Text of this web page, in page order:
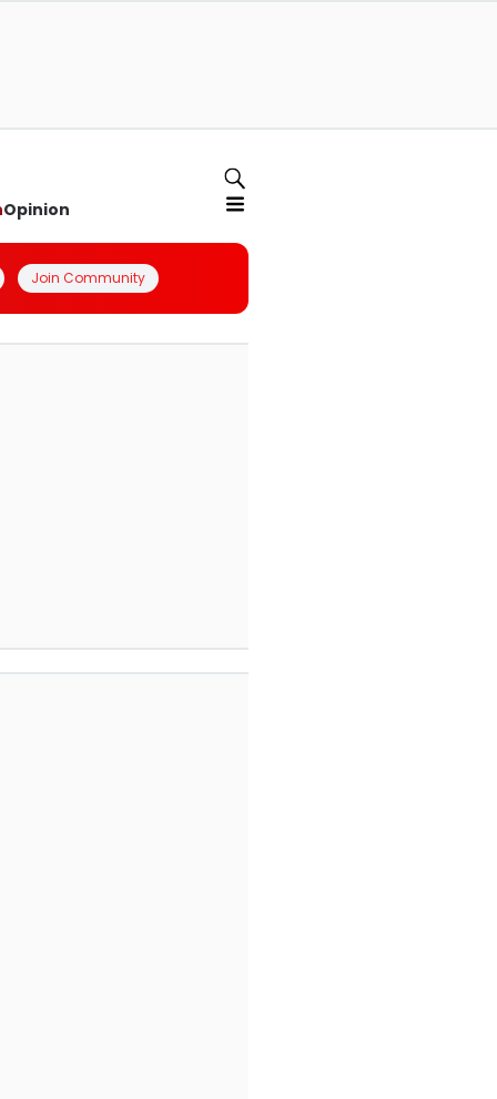
Opinion
Join Community